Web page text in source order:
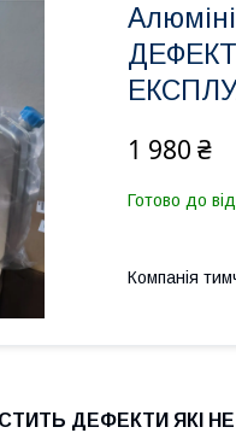
1 980 ₴
Готово до
Компанія
ДЕФЕКТИ ЯКІ